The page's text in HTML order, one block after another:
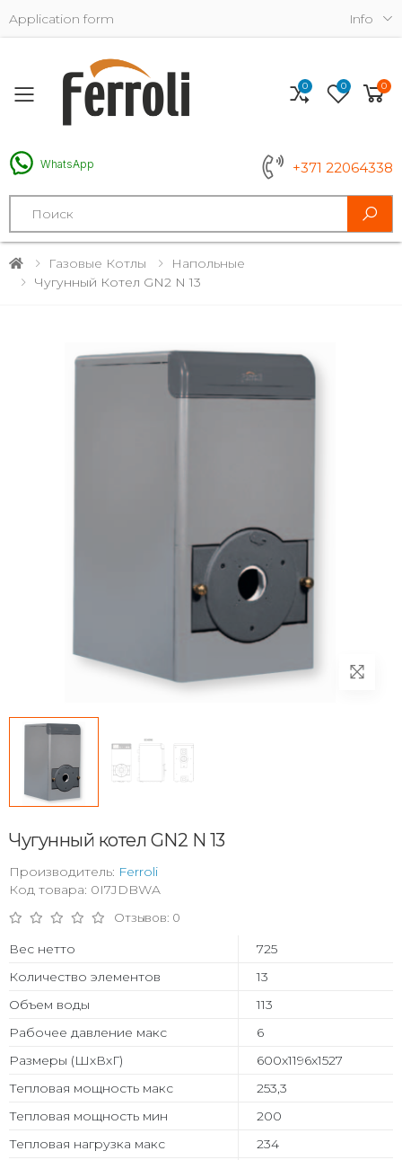
Application form Info
Toggle mobile menu
WhatsApp +371 22064338
Search
0 0 0
Газовые Котлы
Напольные
Чугунный Котел GN2 N 13
Чугунный котел GN2 N 13
Производитель: Ferroli
Код товара: 0I7JDBWA
Отзывов: 0
Вес нетто
725
Количество элементов
13
Объем воды
113
Рабочее давление макс
6
Размеры (ШхВхГ)
600x1196x1527
Тепловая мощность макс
253,3
Тепловая мощность мин
200
Тепловая нагрузка макс
234